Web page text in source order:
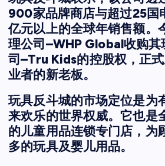
900家品牌商店与超过25国
亿元以上的全球年销售额。
理公司–WHP Global收购其
司–Tru Kids的控股权，正
业者的新老板。
玩具反斗城的市场定位是为
来欢乐的世界权威。它也是
的儿童用品连锁专门店，为
多的玩具及婴儿用品。